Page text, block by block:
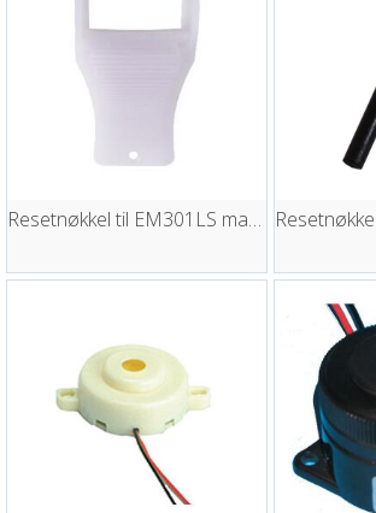
Resetnøkkel til EM301LS manuell døråpner